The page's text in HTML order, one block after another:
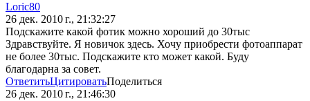
Loric80
26 дек. 2010 г., 21:32:27
Подскажите какой фотик можно хороший до 30тыс
Здравствуйте. Я новичок здесь. Хочу приобрести фотоаппарат
не более 30тыс. Подскажите кто может какой. Буду
благодарна за совет.
ОтветитьЦитироватьПоделиться
26 дек. 2010 г., 21:46:30